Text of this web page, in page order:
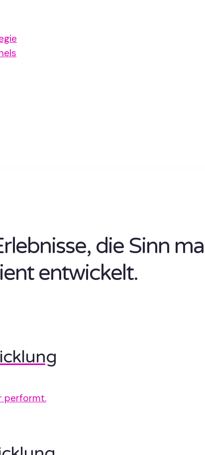
die Sinn
entwickelt.
performt.